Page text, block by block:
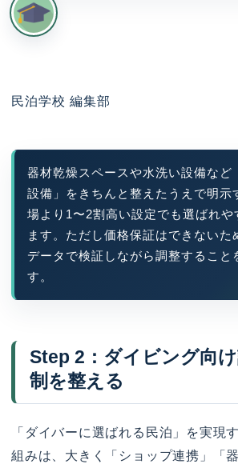
民泊学校 編集部
器材乾燥スペースや水洗い設備など
設備」をきちんと整えたうえで明示
場より1〜2割高い設定でも選ばれや
ます。ただし価格保証はできないた
データで検証しながら調整すること
す。
Step 2：ダイビング向
制を整える
「ダイバーに選ばれる民泊」を実現
組みは、大きく「ショップ連携」「